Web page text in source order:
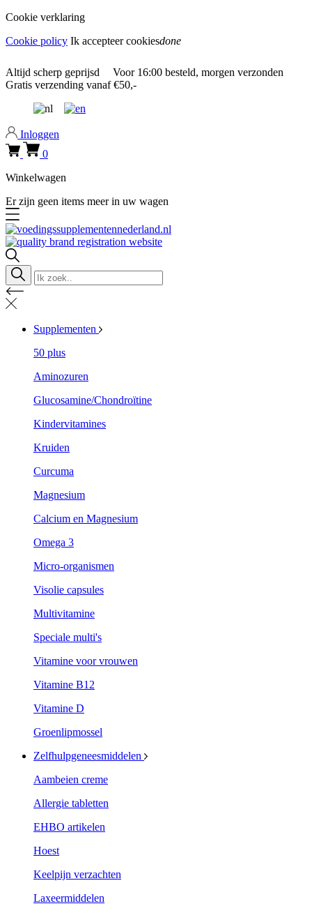
Cookie verklaring
Cookie policy Ik accepteer cookiesdone
Altijd scherp geprijsd Voor 16:00 besteld, morgen verzonden
Gratis verzending vanaf €50,-
Inloggen
0
Winkelwagen
Er zijn geen items meer in uw wagen
Supplementen
50 plus
Aminozuren
Glucosamine/Chondroïtine
Kindervitamines
Kruiden
Curcuma
Magnesium
Calcium en Magnesium
Omega 3
Micro-organismen
Visolie capsules
Multivitamine
Speciale multi's
Vitamine voor vrouwen
Vitamine B12
Vitamine D
Groenlipmossel
Zelfhulpgeneesmiddelen
Aambeien creme
Allergie tabletten
EHBO artikelen
Hoest
Keelpijn verzachten
Laxeermiddelen